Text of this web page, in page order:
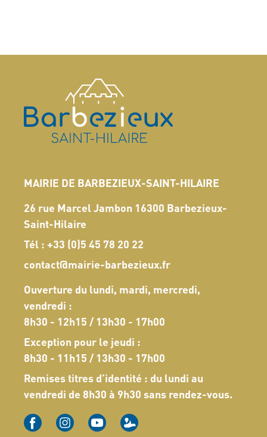
MAIRIE DE BARBEZIEUX-SAINT-HILAIRE
26 rue Marcel Jambon 16300 Barbezieux-
Saint-Hilaire
Tél : +33 (0)5 45 78 20 22
contact@mairie-barbezieux.fr
Ouverture du lundi, mardi, mercredi,
vendredi :
8h30 - 12h15 / 13h30 - 17h00
Exception pour le jeudi :
8h30 - 11h15 / 13h30 - 17h00
Remises titres d’identité : du lundi au
vendredi de 8h30 à 9h30 sans rendez-vous.